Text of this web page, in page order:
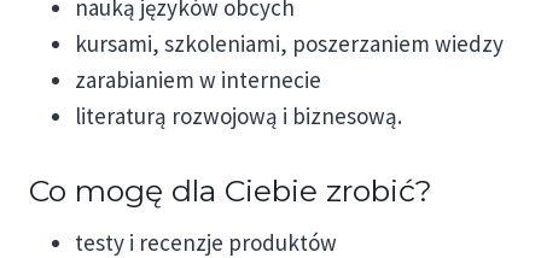
nauką języków obcych
kursami, szkoleniami, poszerzaniem wiedzy
zarabianiem w internecie
literaturą rozwojową i biznesową.
Co mogę dla Ciebie zrobić?
testy i recenzje produktów